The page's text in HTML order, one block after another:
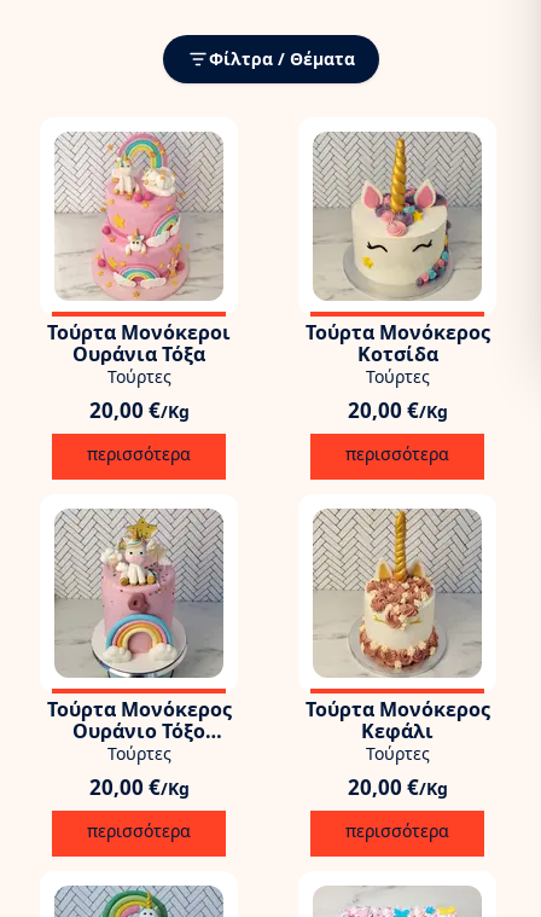
Φίλτρα / Θέματα
Τούρτα Μονόκεροι
Ουράνια Τόξα
Τούρτες
20,00 €/Kg
περισσότερα
Τούρτα Μονόκερος
Κοτσίδα
Τούρτες
20,00 €/Kg
περισσότερα
Τούρτα Μονόκερος
Ουράνιο Τόξο
Γλειφιτζούρια
Τούρτες
20,00 €/Kg
περισσότερα
Τούρτα Μονόκερος
Κεφάλι
Τούρτες
20,00 €/Kg
περισσότερα